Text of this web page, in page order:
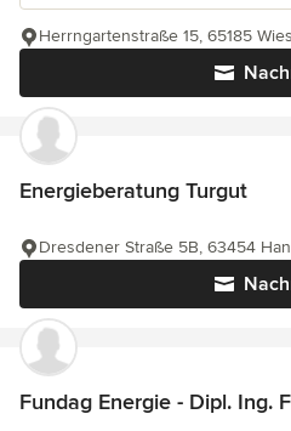
Herrngartenstraße 15, 65185
Energieberatung Turgut
Dresdener Straße 5B, 63454
Fundag Energie - Dipl. Ing.